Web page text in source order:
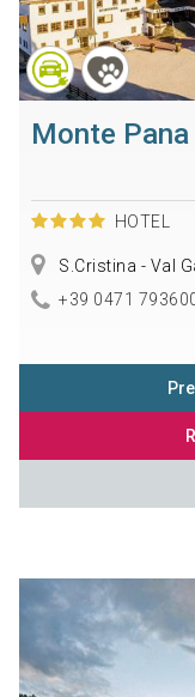
Monte
HOTEL
S.Cristina - Val
+39 0471